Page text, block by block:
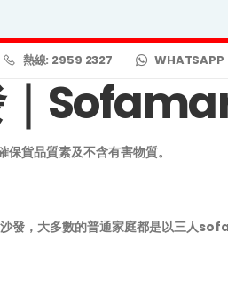
熱線: 2959 2327 WHATSAPP
｜
貨品質素及不含有害物質。
發，大多數的普通家庭都是以三人